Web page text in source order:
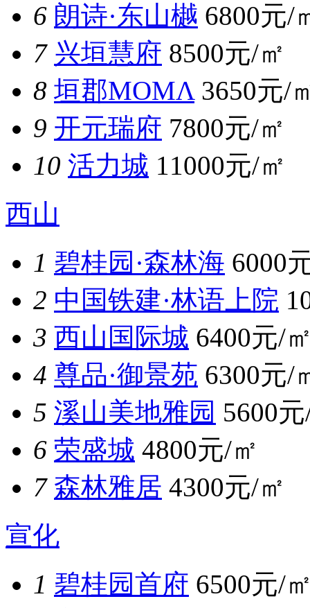
6 朗诗·东山樾 6800元/
7 兴垣慧府 8500元/㎡
8 垣郡MOMΛ 3650元/
9 开元瑞府 7800元/㎡
10 活力城 11000元/㎡
西山
1 碧桂园·森林海 6000
2 中国铁建·林语上院
3 西山国际城 6400元/
4 尊品·御景苑 6300元/
5 溪山美地雅园 5600
6 荣盛城 4800元/㎡
7 森林雅居 4300元/㎡
宣化
1 碧桂园首府 6500元/